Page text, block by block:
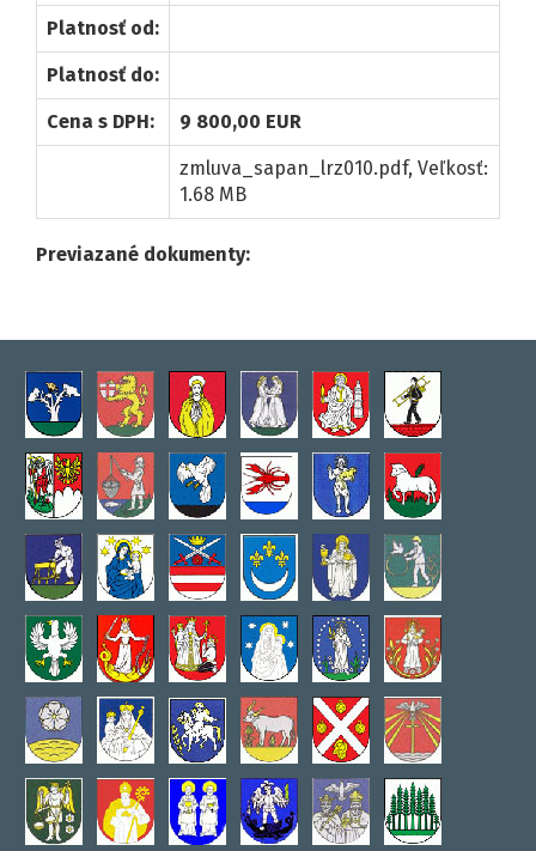
Platnosť od:
Platnosť do:
Cena s DPH: 9 800,00 EUR
zmluva_sapan_lrz010.pdf, Veľkosť:
1.68 MB
Previazané dokumenty: